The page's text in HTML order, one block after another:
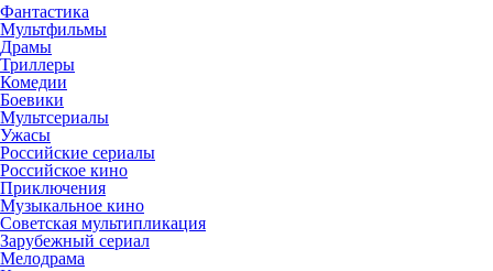
Фантастика
Мультфильмы
Драмы
Триллеры
Комедии
Боевики
Мультсериалы
Ужасы
Российские сериалы
Российское кино
Приключения
Музыкальное кино
Советская мультипликация
Зарубежный сериал
Мелодрама